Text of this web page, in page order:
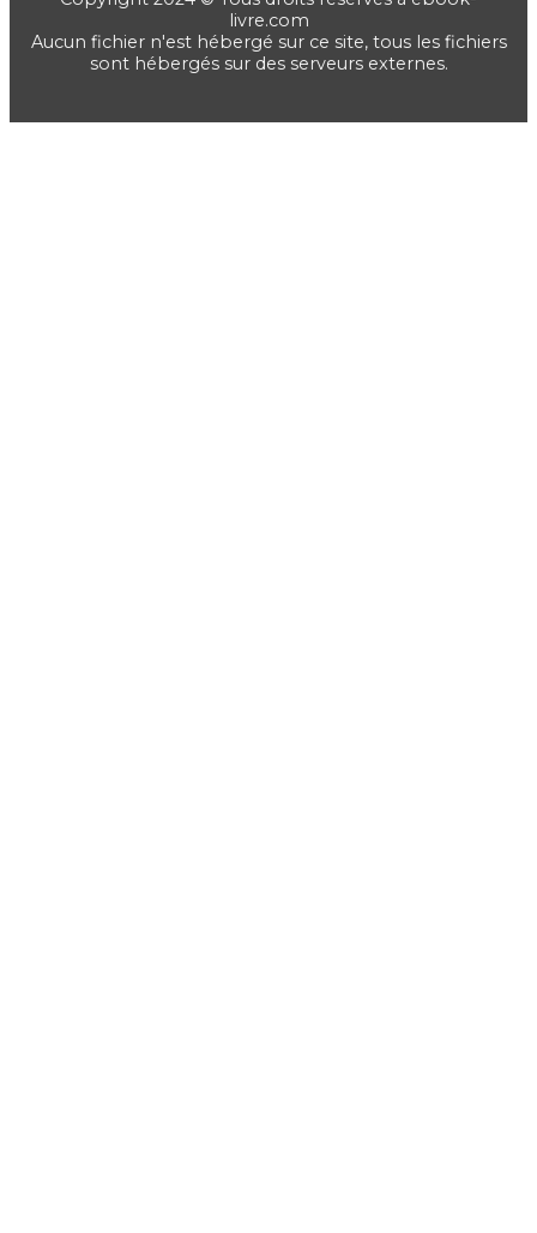
livre.com
Aucun fichier n'est hébergé sur ce site, tous les fichiers
sont hébergés sur des serveurs externes.